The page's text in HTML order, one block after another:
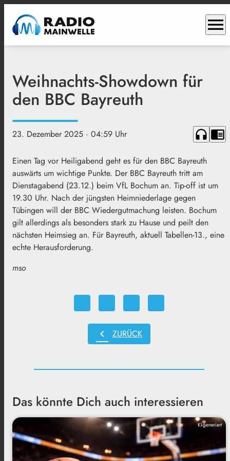
menu
Weihnachts-Showdown für
den BBC Bayreuth
23. Dezember 2025 · 04:59 Uhr headphones chrome_reader_mode
Einen Tag vor Heiligabend geht es für den BBC Bayreuth
auswärts um wichtige Punkte. Der BBC Bayreuth tritt am
Dienstagabend (23.12.) beim VfL Bochum an. Tip-off ist um
19.30 Uhr. Nach der jüngsten Heimniederlage gegen
Tübingen will der BBC Wiedergutmachung leisten. Bochum
gilt allerdings als besonders stark zu Hause und peilt den
nächsten Heimsieg an. Für Bayreuth, aktuell Tabellen-13., eine
echte Herausforderung.
mso
chevron_left ZURÜCK
Das könnte Dich auch interessieren
KI-generiert